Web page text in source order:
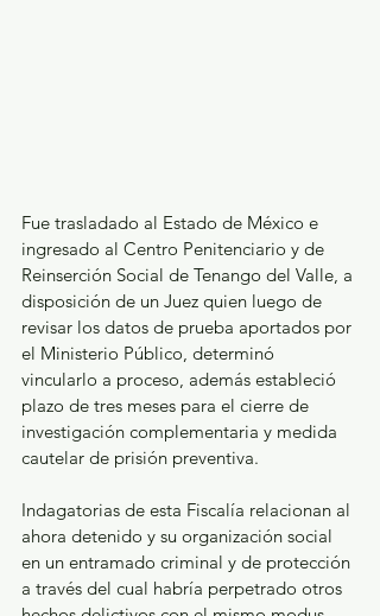
Fue trasladado al Estado de México e
ingresado al Centro Penitenciario y de
Reinserción Social de Tenango del Valle, a
disposición de un Juez quien luego de
revisar los datos de prueba aportados por
el Ministerio Público, determinó
vincularlo a proceso, además estableció
plazo de tres meses para el cierre de
investigación complementaria y medida
cautelar de prisión preventiva.
Indagatorias de esta Fiscalía relacionan al
ahora detenido y su organización social
en un entramado criminal y de protección
a través del cual habría perpetrado otros